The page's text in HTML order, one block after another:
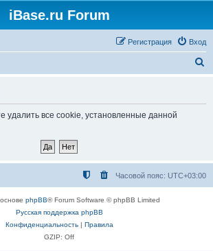
iBase.ru Forum
Вход
Регистрация
удалить все cookie, установленные данной
Часовой пояс: UTC+03:00
phpBB® Forum Software © phpBB Limited
Русская поддержка phpBB
Конфиденциальность| Правила
GZIP: Off